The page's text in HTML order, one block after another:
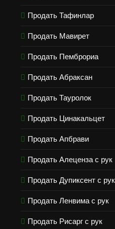
Продать Тафинлар
Продать Мавирет
Продать Пемброриа
Продать Абраксан
Продать Тауролок
Продать Цинакальцет
Продать Апбрави
Продать Алеценза с рук
Продать Дупиксент с рук
Продать Ленвима с рук
Продать Рисарг с рук